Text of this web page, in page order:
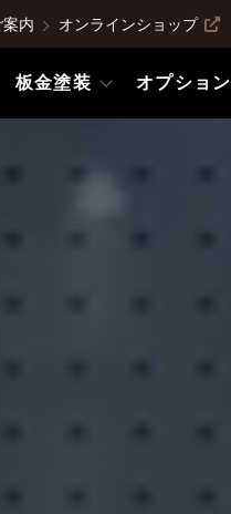
内 オンラインショップ
板金塗装 オプション